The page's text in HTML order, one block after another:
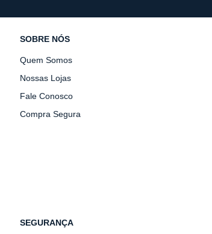
SOBRE NÓS
Quem Somos
Nossas Lojas
Fale Conosco
Compra Segura
SEGURANÇA